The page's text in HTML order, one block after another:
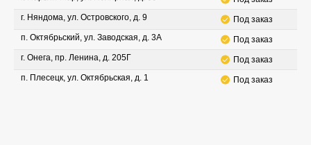
г. Няндома, ул. Островского, д. 9
Под заказ
п. Октябрьский, ул. Заводская, д. 3А
Под заказ
г. Онега, пр. Ленина, д. 205Г
Под заказ
п. Плесецк, ул. Октябрьская, д. 1
Под заказ